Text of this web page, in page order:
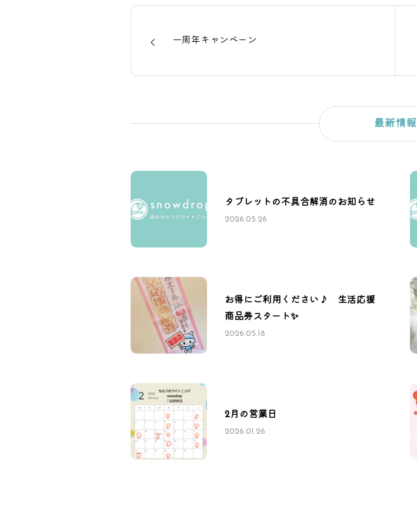
一周年キャンペーン
最新情報
タブレットの不具合解消のお知らせ
2026.05.26
お得にご利用ください♪ 生活応援
商品券スタート✨
2026.05.18
2月の営業日
2026.01.26